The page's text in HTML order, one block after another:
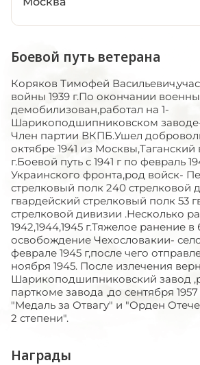
Боевой путь ветерана
Коряков Тимофей
войны 1939 г.По окончании
демобилизован,работал на 1-
Шарикоподшипниковском
Член партии ВКПБ.Ушел
октябре 1941 из Москвы,Таганский
г.Боевой путь с 1941 г по февраль
Украинского фронта,род войск-
стрелковый полк 240 стрелковой
гвардейский стрелковый полк 53
стрелковой дивизии .Несколько
1942,1944,1945 г.Тяжелое ранение в
освобождение Чехословакии-
феврале 1945 г,после чего
ноября 1945. После излечения
Шарикоподшипниковский завод
парткоме завода ,до сентября
"Медаль за Отвагу" и "Орден
2 степени".
Награды